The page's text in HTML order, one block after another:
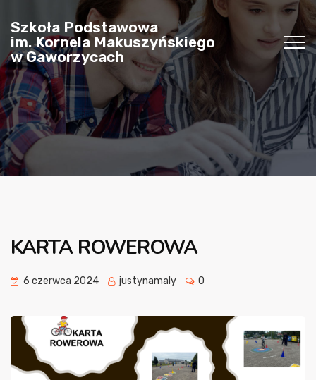
Szkoła Podstawowa
im. Kornela Makuszyńskiego
w Gaworzycach
KARTA ROWEROWA
6 czerwca 2024 justynamaly 0